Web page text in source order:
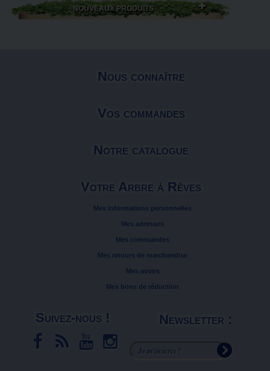
NOUVEAUX PRODUITS
Nous connaître
Vos commandes
Notre catalogue
Votre Arbre à Rêves
Mes informations personnelles
Mes adresses
Mes commandes
Mes retours de marchandise
Mes avoirs
Mes bons de réduction
Suivez-nous ! Newsletter :